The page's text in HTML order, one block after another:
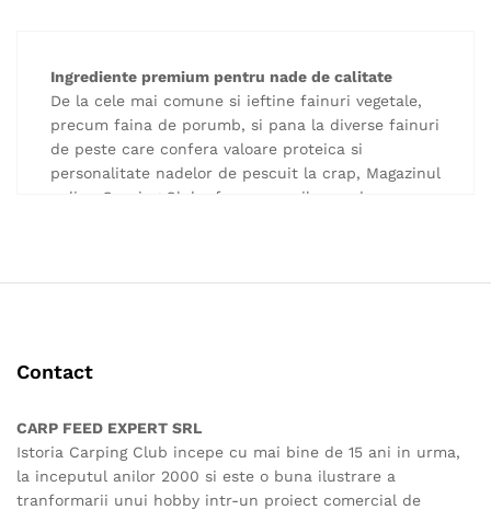
alese
pagina
produsului.
Ingrediente premium pentru nade de calitate
De la cele mai comune si ieftine fainuri vegetale,
precum faina de porumb, si pana la diverse fainuri
de peste care confera valoare proteica si
personalitate nadelor de pescuit la crap, Magazinul
online Carping Club ofera pescarilor ce doresc sa-
betaina
Protein Konzentrat
Extract din ficat
arome
Contact
CARP FEED EXPERT SRL
Istoria Carping Club incepe cu mai bine de 15 ani in urma,
la inceputul anilor 2000 si este o buna ilustrare a
tranformarii unui hobby intr-un proiect comercial de